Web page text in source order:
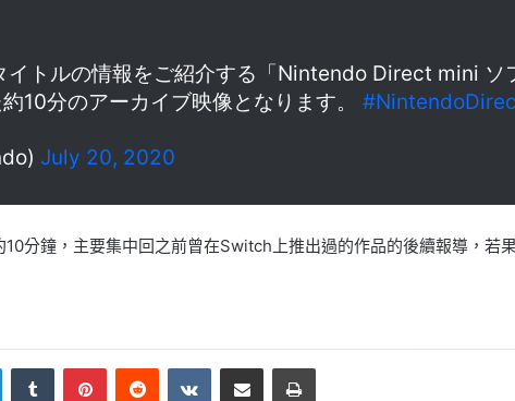
イトルの情報をご紹介する「Nintendo Direct mini
10分のアーカイブ映像となります。
July 20, 2020
分鐘，主要集中回之前曾在Switch上推出過的作品的後續報導，若
LinkedInTumblr PinterestReddit VKontakteShare via Email Print